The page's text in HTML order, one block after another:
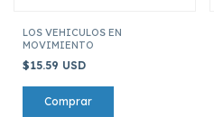
LOS VEHICULOS EN
MOVIMIENTO
$15.59 USD